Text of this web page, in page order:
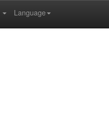
Language